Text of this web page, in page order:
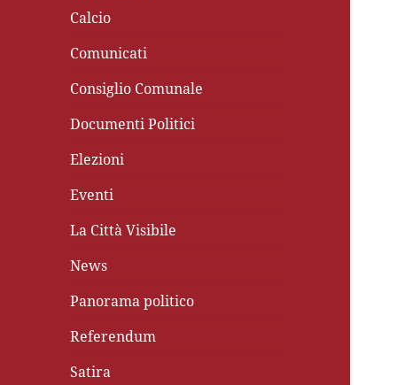
Calcio
Comunicati
Consiglio Comunale
Documenti Politici
Elezioni
Eventi
La Città Visibile
News
Panorama politico
Referendum
Satira